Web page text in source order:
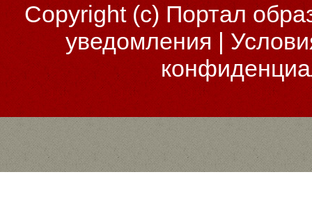
Copyright (c)Портал
уведомления |